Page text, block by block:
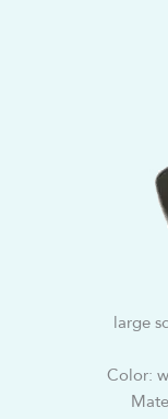
large
Color: